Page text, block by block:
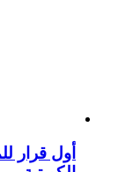
أول قرار